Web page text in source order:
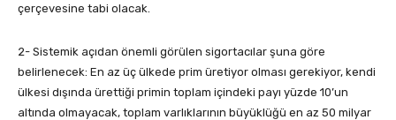
çerçevesine tabi olacak.
2- Sistemik açıdan önemli görülen sigortacılar şuna göre
belirlenecek: En az üç ülkede prim üretiyor olması gerekiyor, kendi
ülkesi dışında ürettiği primin toplam içindeki payı yüzde 10’un
altında olmayacak, toplam varlıklarının büyüklüğü en az 50 milyar